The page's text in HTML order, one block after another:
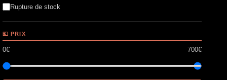
Rupture de stock
💶 PRIX
0€ 700€